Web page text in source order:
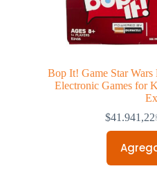
Bop It! Game Star
Electronic Games for
$41.941,22